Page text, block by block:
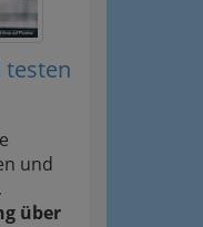
testen
und
über